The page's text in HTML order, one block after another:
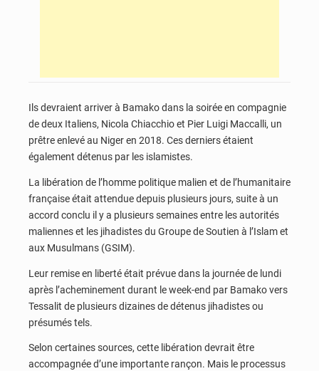
Ils devraient arriver à Bamako dans la soirée en compagnie
de deux Italiens, Nicola Chiacchio et Pier Luigi Maccalli, un
prêtre enlevé au Niger en 2018. Ces derniers étaient
également détenus par les islamistes.
La libération de l’homme politique malien et de l’humanitaire
française était attendue depuis plusieurs jours, suite à un
accord conclu il y a plusieurs semaines entre les autorités
maliennes et les jihadistes du Groupe de Soutien à l’Islam et
aux Musulmans (GSIM).
Leur remise en liberté était prévue dans la journée de lundi
après l’acheminement durant le week-end par Bamako vers
Tessalit de plusieurs dizaines de détenus jihadistes ou
présumés tels.
Selon certaines sources, cette libération devrait être
accompagnée d’une importante rançon. Mais le processus